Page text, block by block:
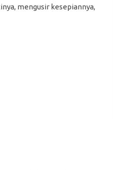
mengusir kesepiannya,